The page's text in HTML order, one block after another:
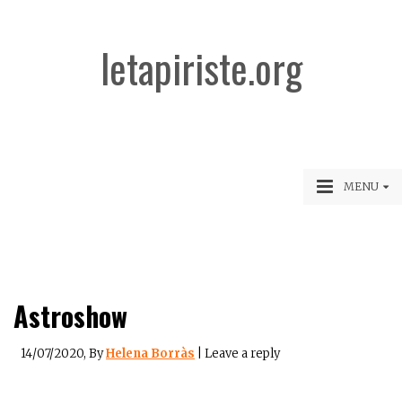
letapiriste.org
MENU
Astroshow
14/07/2020, ByHelena Borràs Leave a reply